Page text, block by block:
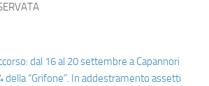
dal 16 al 20 settembre a Capannori
della “Grifone”. In addestramento assetti